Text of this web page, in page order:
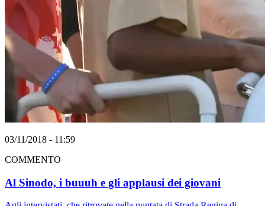
03/11/2018 - 11:59
COMMENTO
Al Sinodo, i buuuh e gli applausi dei giovani